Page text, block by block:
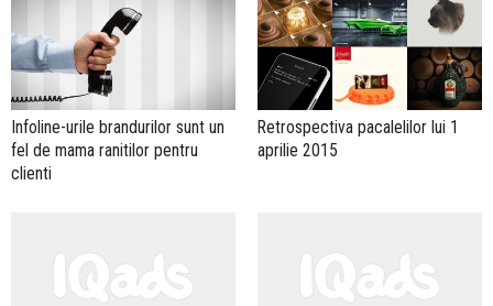
Infoline-urile brandurilor sunt un
fel de mama ranitilor pentru
clienti
Retrospectiva pacalelilor lui 1
aprilie 2015